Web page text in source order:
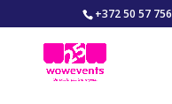
+372 50 57 756